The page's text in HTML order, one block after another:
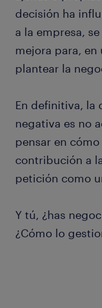
decisión ha
a la empresa,
mejora para,
plantear la
En definitiva, la
negativa es no
pensar en
contribución a
petición como
Y tú, ¿has
¿Cómo lo